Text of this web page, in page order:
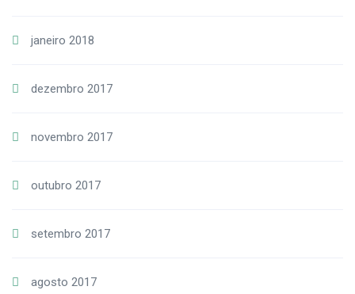
janeiro 2018
dezembro 2017
novembro 2017
outubro 2017
setembro 2017
agosto 2017